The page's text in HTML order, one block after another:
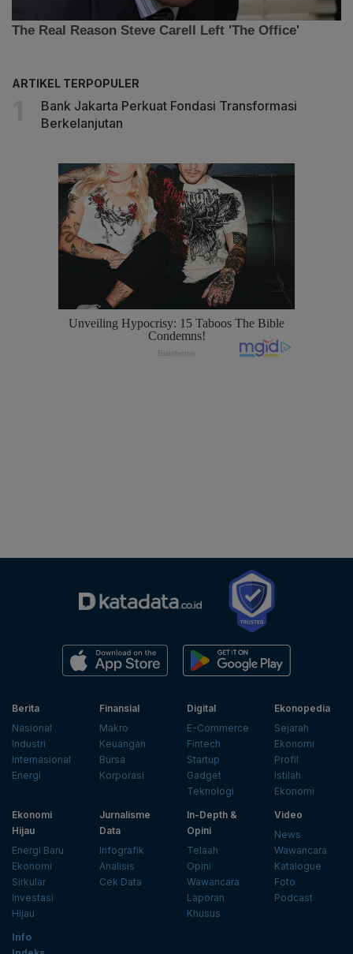
ARTIKEL TERPOPULER
Bank Jakarta Perkuat Fondasi Transformasi
Berkelanjutan
Berita
Nasional
Industri
Internasional
Energi
Finansial
Makro
Keuangan
Bursa
Korporasi
Digital
E-Commerce
Fintech
Startup
Gadget
Teknologi
Ekonopedia
Sejarah
Ekonomi
Profil
Istilah
Ekonomi
Ekonomi
Hijau
Energi Baru
Ekonomi
Sirkular
Investasi
Hijau
Jurnalisme
Data
Infografik
Analisis
Cek Data
In-Depth &
Opini
Telaah
Opini
Wawancara
Laporan
Khusus
Video
News
Wawancara
Katalogue
Foto
Podcast
Info